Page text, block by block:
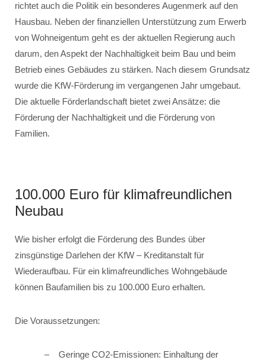
richtet auch die Politik ein besonderes Augenmerk auf den
Hausbau. Neben der finanziellen Unterstützung zum Erwerb
von Wohneigentum geht es der aktuellen Regierung auch
darum, den Aspekt der Nachhaltigkeit beim Bau und beim
Betrieb eines Gebäudes zu stärken. Nach diesem Grundsatz
wurde die KfW-Förderung im vergangenen Jahr umgebaut.
Die aktuelle Förderlandschaft bietet zwei Ansätze: die
Förderung der Nachhaltigkeit und die Förderung von
Familien.
100.000 Euro für klimafreundlichen
Neubau
Wie bisher erfolgt die Förderung des Bundes über
zinsgünstige Darlehen der KfW – Kreditanstalt für
Wiederaufbau. Für ein klimafreundliches Wohngebäude
können Baufamilien bis zu 100.000 Euro erhalten.
Die Voraussetzungen:
Geringe CO2-Emissionen: Einhaltung der